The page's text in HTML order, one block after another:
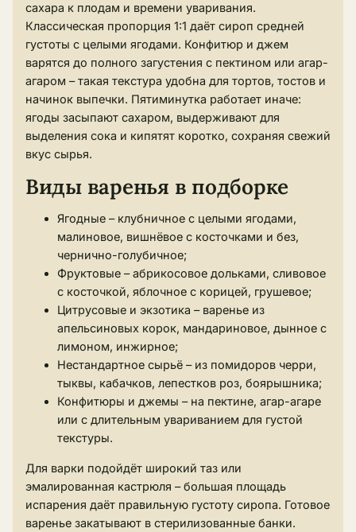
сахара к плодам и времени уваривания.
Классическая пропорция 1:1 даёт сироп средней
густоты с целыми ягодами. Конфитюр и джем
варятся до полного загустения с пектином или агар-
агаром – такая текстура удобна для тортов, тостов и
начинок выпечки. Пятиминутка работает иначе:
ягоды засыпают сахаром, выдерживают для
выделения сока и кипятят коротко, сохраняя свежий
вкус сырья.
Виды варенья в подборке
Ягодные – клубничное с целыми ягодами,
малиновое, вишнёвое с косточками и без,
чернично-голубичное;
Фруктовые – абрикосовое дольками, сливовое
с косточкой, яблочное с корицей, грушевое;
Цитрусовые и экзотика – варенье из
апельсиновых корок, мандариновое, дынное с
лимоном, инжирное;
Нестандартное сырьё – из помидоров черри,
тыквы, кабачков, лепестков роз, боярышника;
Конфитюры и джемы – на пектине, агар-агаре
или с длительным увариванием для густой
текстуры.
Для варки подойдёт широкий таз или
эмалированная кастрюля – большая площадь
испарения даёт правильную густоту сиропа. Готовое
варенье закатывают в стерилизованные банки.